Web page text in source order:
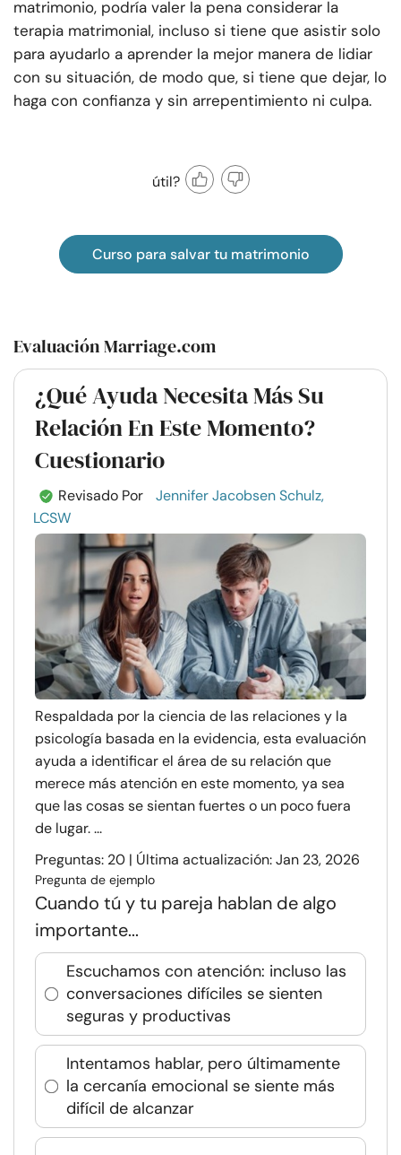
matrimonio, podría valer la pena considerar la
terapia matrimonial, incluso si tiene que asistir solo
para ayudarlo a aprender la mejor manera de lidiar
con su situación, de modo que, si tiene que dejar, lo
haga con confianza y sin arrepentimiento ni culpa.
útil?
Curso para salvar tu matrimonio
Evaluación Marriage.com
¿Qué Ayuda Necesita Más Su
Relación En Este Momento?
Cuestionario
Revisado Por
Jennifer Jacobsen Schulz,
LCSW
Respaldada por la ciencia de las relaciones y la
psicología basada en la evidencia, esta evaluación
ayuda a identificar el área de su relación que
merece más atención en este momento, ya sea
que las cosas se sientan fuertes o un poco fuera
de lugar. ...
Preguntas: 20 | Última actualización: Jan 23, 2026
Pregunta de ejemplo
Cuando tú y tu pareja hablan de algo
importante...
Escuchamos con atención: incluso las
conversaciones difíciles se sienten
seguras y productivas
Intentamos hablar, pero últimamente
la cercanía emocional se siente más
difícil de alcanzar